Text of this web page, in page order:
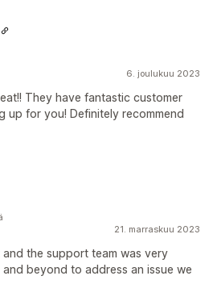
6. joulukuu 2023
They have fantastic customer
up for you! Definitely recommend
21. marraskuu 2023
the support team was very
beyond to address an issue we